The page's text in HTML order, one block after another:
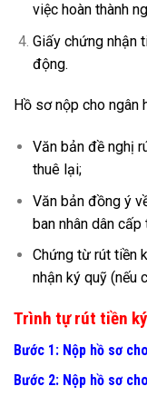
việc hoàn thành
Giấy chứng nhận
động.
Hồ sơ nộp cho ngân
Văn bản đề nghị
thuê lại;
Văn bản đồng ý
ban nhân dân cấp
Chứng từ rút tiền
nhận ký quỹ (nếu
Trình tự rút tiền
Bước 1: Nộp hồ sơ
Bước 2: Nộp hồ sơ